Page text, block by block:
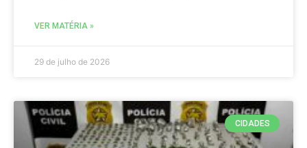
VER MATÉRIA »
29 de julho de 2026
CIDADES